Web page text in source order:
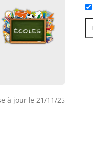
à jour le 21/11/25